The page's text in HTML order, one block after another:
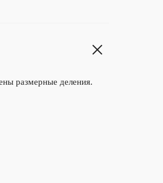
размерные деления.